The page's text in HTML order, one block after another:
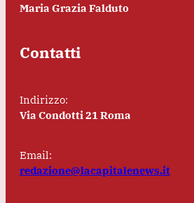
Maria Grazia Falduto
Contatti
Indirizzo:
Via Condotti 21 Roma
Email:
redazione@lacapitalenews.it